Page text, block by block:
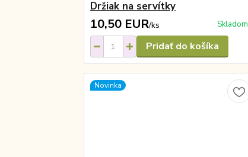
Držiak na servítky
10,50 EUR/ks Skladom
Pridať do košíka
Novinka